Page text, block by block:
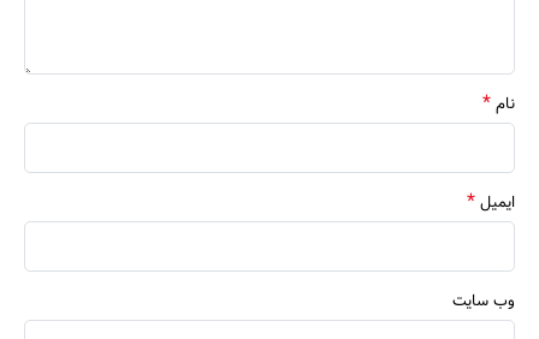
نام*
ایمیل*
وب‌ سایت